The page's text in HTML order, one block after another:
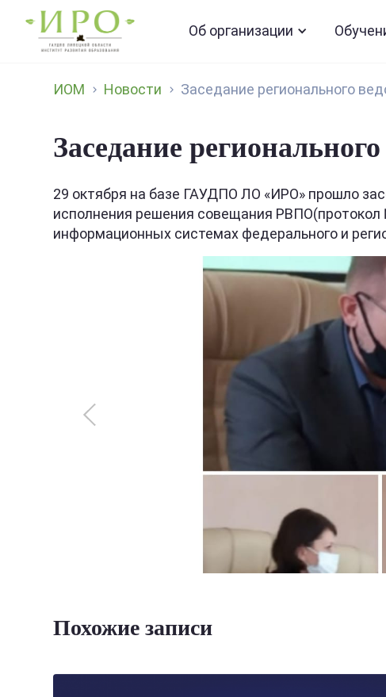
Об организации
ИОМ Новости Заседание регионального
Заседание
29 октября на базе ГАУДПО ЛО «ИРО» прошло
исполнения решения совещания РВПО(протокол
информационных системах федерального и
Похожие записи